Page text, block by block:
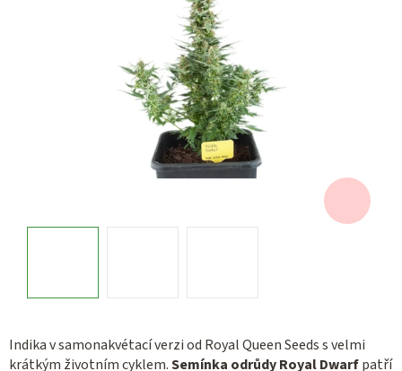
Indika v samonakvétací verzi od Royal Queen Seeds s velmi
krátkým životním cyklem.Semínka odrůdy Royal Dwarfpatří